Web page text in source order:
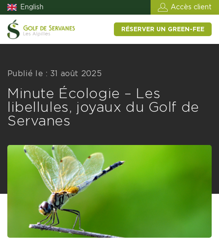
English Accès client
RÉSERVER UN GREEN-FEE
Publié le : 31 août 2025
Minute Écologie – Les
libellules, joyaux du Golf de
Servanes